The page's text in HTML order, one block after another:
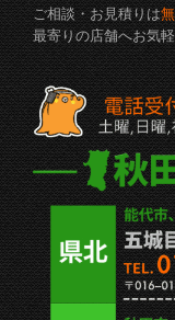
ご相談・お見積りは
最寄りの店舗へお気